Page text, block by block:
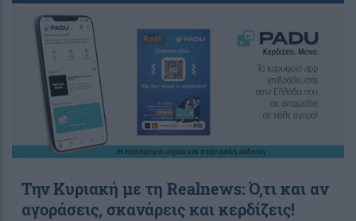
Την Κυριακή με τη Realnews: Ό,τι και αν
αγοράσεις, σκανάρεις και κερδίζεις!